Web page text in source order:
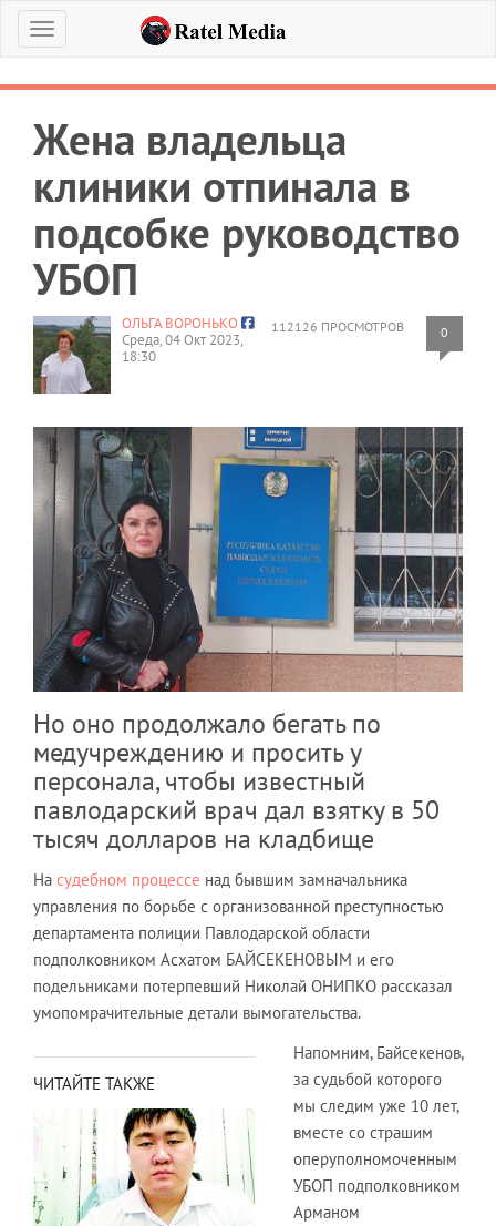
Меню
Жена владельца
клиники отпинала в
подсобке руководство
УБОП
112126 ПРОСМОТРОВ 0
ОЛЬГА ВОРОНЬКО
Среда, 04 Окт 2023,
18:30
Но оно продолжало бегать по
медучреждению и просить у
персонала, чтобы известный
павлодарский врач дал взятку в 50
тысяч долларов на кладбище
На судебном процессе над бывшим замначальника
управления по борьбе с организованной преступностью
департамента полиции Павлодарской области
подполковником Асхатом БАЙСЕКЕНОВЫМ и его
подельниками потерпевший Николай ОНИПКО рассказал
умопомрачительные детали вымогательства.
ЧИТАЙТЕ ТАКЖЕ
Напомним, Байсекенов,
за судьбой которого
мы следим уже 10 лет,
вместе со страшим
оперуполномоченным
УБОП подполковником
Арманом